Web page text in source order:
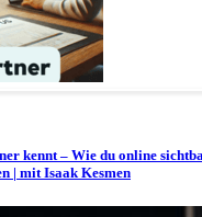
kennt – Wie du online
| mit Isaak Kesmen